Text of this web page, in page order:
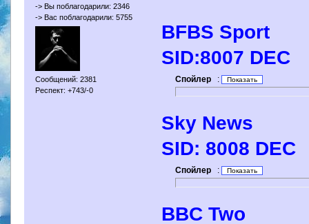
-> Вы поблагодарили: 2346
-> Вас поблагодарили: 5755
Сообщений: 2381
Респект: +743/-0
BFBS Sport
SID:8007 DEC
Спойлер :
Sky News
SID: 8008 DEC
Спойлер :
BBC Two